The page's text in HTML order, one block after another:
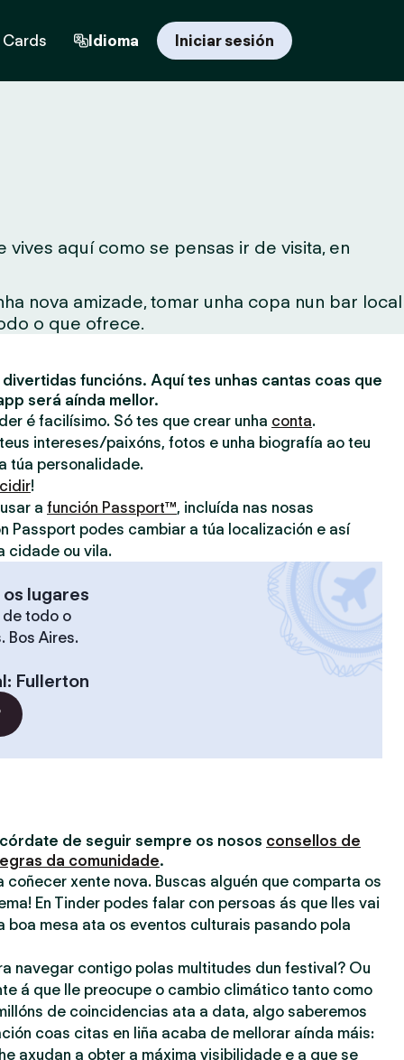
Idioma Iniciar sesión
aquí como se pensas ir de visita, en
nova amizade, tomar unha copa nun bar local
o que ofrece.
funcións. Aquí tes unhas cantas coas que
será aínda mellor.
é facilísimo. Só tes que crear unha conta.
intereses/paixóns, fotos e unha biografía ao teu
túa personalidade.
!
a función Passport™, incluída nas nosas
Passport podes cambiar a túa localización e así
cidade ou vila.
lugares
todo o
Bos Aires.
: Fullerton
de seguir sempre os nosos consellos de
da comunidade.
coñecer xente nova. Buscas alguén que comparta os
En Tinder podes falar con persoas ás que lles vai
boa mesa ata os eventos culturais pasando pola
navegar contigo polas multitudes dun festival? Ou
á que lle preocupe o cambio climático tanto como
de coincidencias ata a data, algo saberemos
coas citas en liña acaba de mellorar aínda máis:
axudan a obter a máxima visibilidade e a que se